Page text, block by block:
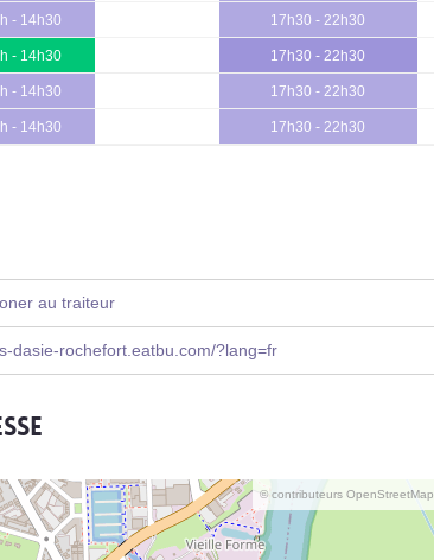
- 14h30 17h30 - 22h30
- 14h30 17h30 - 22h30
- 14h30 17h30 - 22h30
- 14h30 17h30 - 22h30
au traiteur
dasie-rochefort.eatbu.com/?lang=fr
© contributeurs OpenStreetMap